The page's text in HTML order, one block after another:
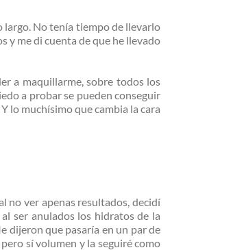
largo. No tenía tiempo de llevarlo
y me di cuenta de que he llevado
a maquillarme, sobre todos los
a probar se pueden conseguir
lo muchísimo que cambia la cara
no ver apenas resultados, decidí
ser anulados los hidratos de la
dijeron que pasaría en un par de
sí volumen y la seguiré como